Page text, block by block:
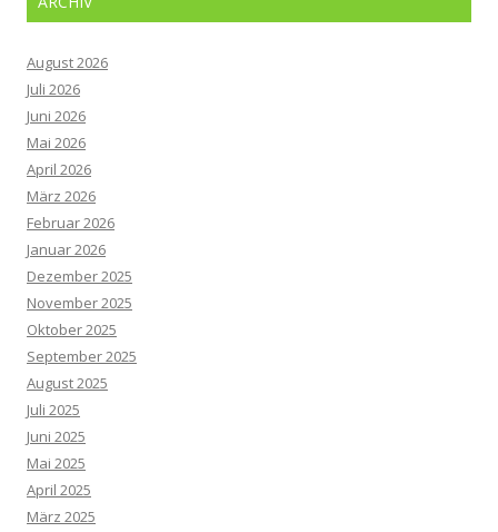
August 2026
Juli 2026
Juni 2026
Mai 2026
April 2026
März 2026
Februar 2026
Januar 2026
Dezember 2025
November 2025
Oktober 2025
September 2025
August 2025
Juli 2025
Juni 2025
Mai 2025
April 2025
März 2025